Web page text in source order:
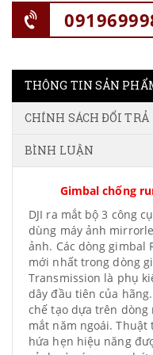
THÔNG TIN SẢN
CHÍNH SÁCH ĐỔI TRẢ
BÌNH LUẬN
Gimbal chống
DJI ra mắt bộ 3 công
dùng máy ảnh
ảnh. Các dòng gimbal
mới nhất trong dòng
Transmission là phụ
dây đầu tiên của
chế tạo dựa trên dòng
mắt năm ngoái. Thuật
hứa hẹn hiệu năng